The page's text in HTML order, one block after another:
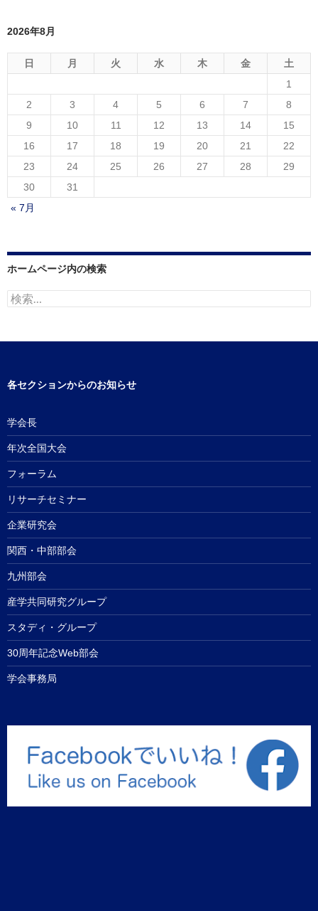
2026年8月
日 月 火 水 木 金
土
1
2
3 4 5 6 7
8
9
10 11 12 13 14
15
16
17 18 19 20 21
22
23
24 25 26 27 28
29
30
31
« 7月
ホームページ内の検索
検
索:
各セクションからのお知らせ
学会長
年次全国大会
フォーラム
リサーチセミナー
企業研究会
関西・中部部会
九州部会
産学共同研究グループ
スタディ・グループ
30周年記念Web部会
学会事務局